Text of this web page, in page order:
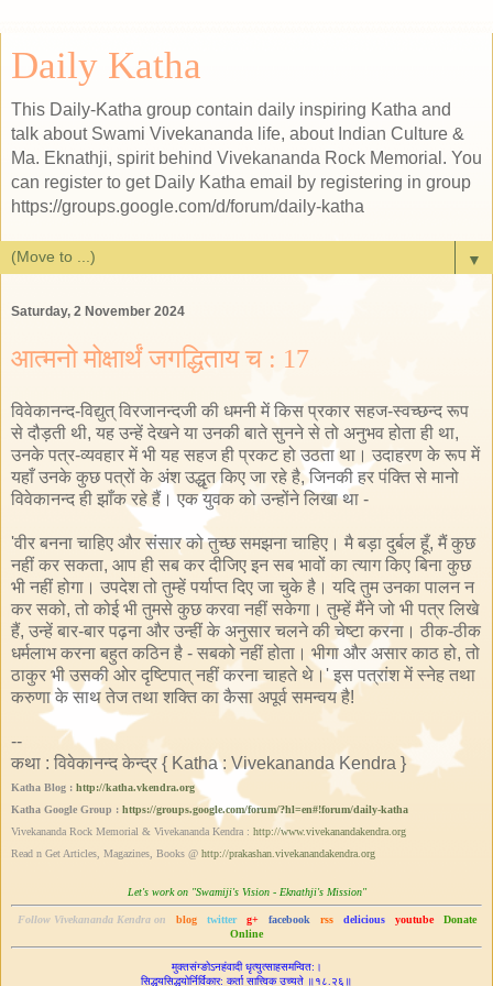
Daily Katha
This Daily-Katha group contain daily inspiring Katha and
talk about Swami Vivekananda life, about Indian Culture &
Ma. Eknathji, spirit behind Vivekananda Rock Memorial. You
can register to get Daily Katha email by registering in group
https://groups.google.com/d/forum/daily-katha
▼
Saturday, 2 November 2024
आत्मनो मोक्षार्थं जगद्धिताय च : 17
विवेकानन्द-विद्युत् विरजानन्दजी की धमनी में किस प्रकार सहज-स्वच्छन्द रूप
से दौड़ती थी, यह उन्हें देखने या उनकी बाते सुनने से तो अनुभव होता ही था,
उनके पत्र-व्यवहार में भी यह सहज ही प्रकट हो उठता था। उदाहरण के रूप में
यहाँ उनके कुछ पत्रों के अंश उद्धृत किए जा रहे है, जिनकी हर पंक्ति से मानो
विवेकानन्द ही झाँक रहे हैं। एक युवक को उन्होंने लिखा था -
'वीर बनना चाहिए और संसार को तुच्छ समझना चाहिए। मै बड़ा दुर्बल हूँ, मैं कुछ
नहीं कर सकता, आप ही सब कर दीजिए इन सब भावों का त्याग किए बिना कुछ
भी नहीं होगा। उपदेश तो तुम्हें पर्याप्त दिए जा चुके है। यदि तुम उनका पालन न
कर सको, तो कोई भी तुमसे कुछ करवा नहीं सकेगा। तुम्हें मैंने जो भी पत्र लिखे
हैं, उन्हें बार-बार पढ़ना और उन्हीं के अनुसार चलने की चेष्टा करना। ठीक-ठीक
धर्मलाभ करना बहुत कठिन है - सबको नहीं होता। भीगा और असार काठ हो, तो
ठाकुर भी उसकी ओर दृष्टिपात् नहीं करना चाहते थे।' इस पत्रांश में स्नेह तथा
करुणा के साथ तेज तथा शक्ति का कैसा अपूर्व समन्वय है!
--
कथा : विवेकानन्द केन्द्र { Katha : Vivekananda Kendra }
Katha Blog : http://katha.vkendra.org
Katha Google Group : https://groups.google.com/forum/?hl=en#!forum/daily-katha
Vivekananda Rock Memorial & Vivekananda Kendra : http://www.vivekanandakendra.org
Read n Get Articles, Magazines, Books @ http://prakashan.vivekanandakendra.org
Let's work on "Swamiji's Vision - Eknathji's Mission"
Follow Vivekananda Kendra on blog twitter g+ facebook rss delicious youtube
Donate
Online
मुक्तसंग्ङोऽनहंवादी धृत्युत्साहसमन्वित:।
सिद्ध‌‌यसिद्धयोर्निर्विकार: कर्ता सात्त्विक उच्यते ॥१८.२६॥